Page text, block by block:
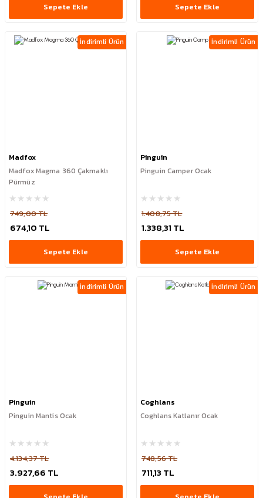
Sepete Ekle Sepete Ekle
İndirimli Ürün
Madfox
Madfox Magma 360 Çakmaklı
Pürmüz
749,00 TL
674,10 TL
Sepete Ekle
İndirimli Ürün
Pinguin
Pinguin Camper Ocak
1.408,75 TL
1.338,31 TL
Sepete Ekle
İndirimli Ürün
Pinguin
Pinguin Mantis Ocak
4.134,37 TL
3.927,66 TL
İndirimli Ürün
Coghlans
Coghlans Katlanır Ocak
748,56 TL
711,13 TL